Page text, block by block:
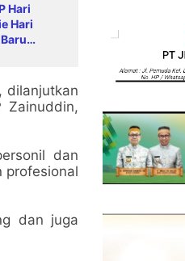
Hari
Hari
dilanjutkan
Zainuddin,
dan
profesional
dan juga